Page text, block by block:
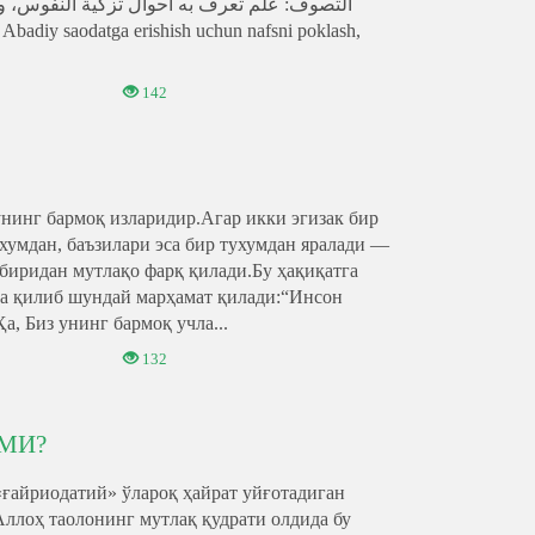
142
бармоқ изларидир.Агар икки эгизак бир
баъзилари эса бир тухумдан яралади —
мутлақо фарқ қилади.Бу ҳақиқатга
қилиб шундай марҳамат қилади:“Инсон
Биз унинг бармоқ учла...
132
ўлароқ ҳайрат уйғотадиган
таолонинг мутлақ қудрати олдида бу